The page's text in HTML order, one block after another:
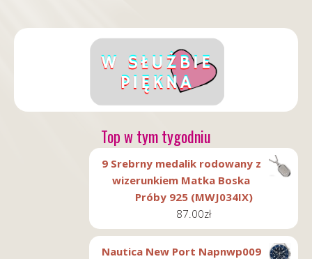
Top w tym tygodniu
9 Srebrny medalik rodowany z
wizerunkiem Matka Boska
Próby 925 (MWJ034IX)
87.00zł
Nautica New Port Napnwp009